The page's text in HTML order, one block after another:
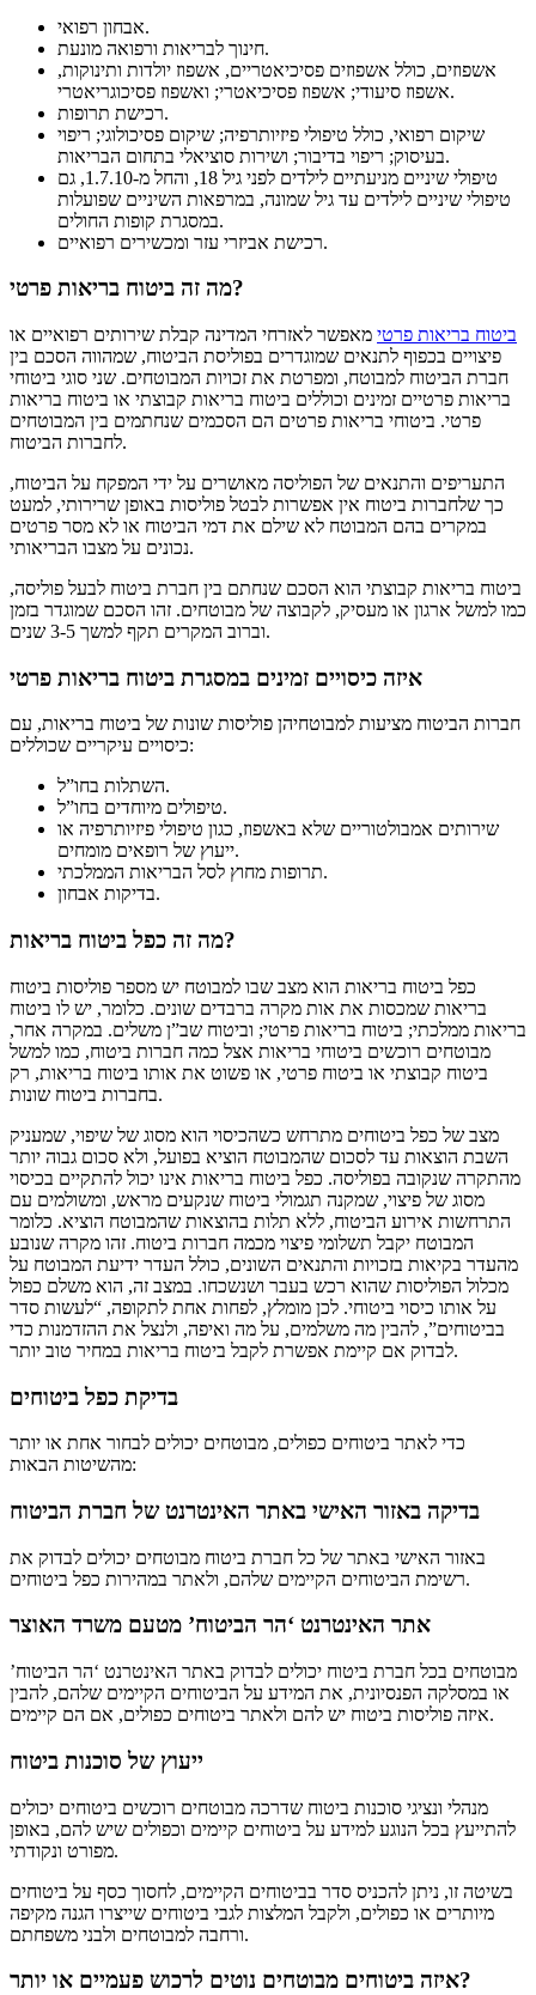
אבחון רפואי.
חינוך לבריאות ורפואה מונעת.
אשפוזים, כולל אשפוזים פסיכיאטריים, אשפוז יולדות ותינוקות,
אשפוז סיעודי; אשפוז פסיכיאטרי; ואשפוז פסיכוגריאטרי.
רכישת תרופות.
שיקום רפואי, כולל טיפולי פיזיותרפיה; שיקום פסיכולוגי; ריפוי
בעיסוק; ריפוי בדיבור; ושירות סוציאלי בתחום הבריאות.
טיפולי שיניים מניעתיים לילדים לפני גיל 18, והחל מ-1.7.10, גם
טיפולי שיניים לילדים עד גיל שמונה, במרפאות השיניים שפועלות
במסגרת קופות החולים.
רכישת אביזרי עזר ומכשירים רפואיים.
מה זה ביטוח בריאות פרטי?
ביטוח בריאות פרטי מאפשר לאזרחי המדינה קבלת שירותים רפואיים או
פיצויים בכפוף לתנאים שמוגדרים בפוליסת הביטוח, שמהווה הסכם בין
חברת הביטוח למבוטח, ומפרטת את זכויות המבוטחים. שני סוגי ביטוחי
בריאות פרטיים זמינים וכוללים ביטוח בריאות קבוצתי או ביטוח בריאות
פרטי. ביטוחי בריאות פרטים הם הסכמים שנחתמים בין המבוטחים
לחברות הביטוח.
התעריפים והתנאים של הפוליסה מאושרים על ידי המפקח על הביטוח,
כך שלחברות ביטוח אין אפשרות לבטל פוליסות באופן שרירותי, למעט
במקרים בהם המבוטח לא שילם את דמי הביטוח או לא מסר פרטים
נכונים על מצבו הבריאותי.
ביטוח בריאות קבוצתי הוא הסכם שנחתם בין חברת ביטוח לבעל פוליסה,
כמו למשל ארגון או מעסיק, לקבוצה של מבוטחים. זהו הסכם שמוגדר בזמן
וברוב המקרים תקף למשך 3-5 שנים.
איזה כיסויים זמינים במסגרת ביטוח בריאות פרטי
חברות הביטוח מציעות למבוטחיהן פוליסות שונות של ביטוח בריאות, עם
כיסויים עיקריים שכוללים:
השתלות בחו”ל.
טיפולים מיוחדים בחו”ל.
שירותים אמבולטוריים שלא באשפוז, כגון טיפולי פיזיותרפיה או
ייעוץ של רופאים מומחים.
תרופות מחוץ לסל הבריאות הממלכתי.
בדיקות אבחון.
מה זה כפל ביטוח בריאות?
כפל ביטוח בריאות הוא מצב שבו למבוטח יש מספר פוליסות ביטוח
בריאות שמכסות את אות מקרה ברבדים שונים. כלומר, יש לו ביטוח
בריאות ממלכתי; ביטוח בריאות פרטי; וביטוח שב”ן משלים. במקרה אחר,
מבוטחים רוכשים ביטוחי בריאות אצל כמה חברות ביטוח, כמו למשל
ביטוח קבוצתי או ביטוח פרטי, או פשוט את אותו ביטוח בריאות, רק
בחברות ביטוח שונות.
מצב של כפל ביטוחים מתרחש כשהכיסוי הוא מסוג של שיפוי, שמעניק
השבת הוצאות עד לסכום שהמבוטח הוציא בפועל, ולא סכום גבוה יותר
מהתקרה שנקובה בפוליסה. כפל ביטוח בריאות אינו יכול להתקיים בכיסוי
מסוג של פיצוי, שמקנה תגמולי ביטוח שנקעים מראש, ומשולמים עם
התרחשות אירוע הביטוח, ללא תלות בהוצאות שהמבוטח הוציא. כלומר
המבוטח יקבל תשלומי פיצוי מכמה חברות ביטוח. זהו מקרה שנובע
מהעדר בקיאות בזכויות והתנאים השונים, כולל העדר ידיעת המבוטח על
מכלול הפוליסות שהוא רכש בעבר ושנשכחו. במצב זה, הוא משלם כפול
על אותו כיסוי ביטוחי. לכן מומלץ, לפחות אחת לתקופה, “לעשות סדר
בביטוחים”, להבין מה משלמים, על מה ואיפה, ולנצל את ההזדמנות כדי
לבדוק אם קיימת אפשרת לקבל ביטוח בריאות במחיר טוב יותר.
בדיקת כפל ביטוחים
כדי לאתר ביטוחים כפולים, מבוטחים יכולים לבחור אחת או יותר
מהשיטות הבאות:
בדיקה באזור האישי באתר האינטרנט של חברת הביטוח
באזור האישי באתר של כל חברת ביטוח מבוטחים יכולים לבדוק את
רשימת הביטוחים הקיימים שלהם, ולאתר במהירות כפל ביטוחים.
אתר האינטרנט ‘הר הביטוח’ מטעם משרד האוצר
מבוטחים בכל חברת ביטוח יכולים לבדוק באתר האינטרנט ‘הר הביטוח’
או במסלקה הפנסיונית, את המידע על הביטוחים הקיימים שלהם, להבין
איזה פוליסות ביטוח יש להם ולאתר ביטוחים כפולים, אם הם קיימים.
ייעוץ של סוכנות ביטוח
מנהלי ונציגי סוכנות ביטוח שדרכה מבוטחים רוכשים ביטוחים יכולים
להתייעץ בכל הנוגע למידע על ביטוחים קיימים וכפולים שיש להם, באופן
מפורט ונקודתי.
בשיטה זו, ניתן להכניס סדר בביטוחים הקיימים, לחסוך כסף על ביטוחים
מיותרים או כפולים, ולקבל המלצות לגבי ביטוחים שייצרו הגנה מקיפה
ורחבה למבוטחים ולבני משפחתם.
איזה ביטוחים מבוטחים נוטים לרכוש פעמיים או יותר?